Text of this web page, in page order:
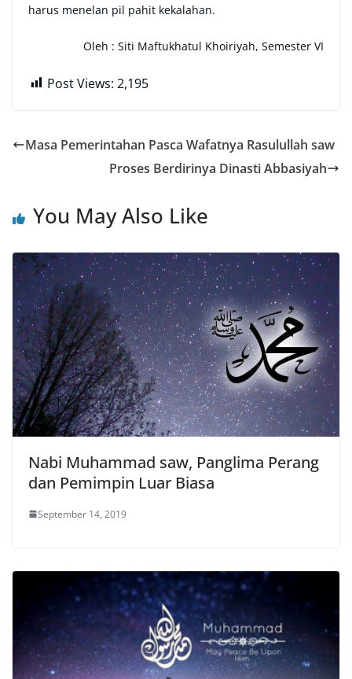
harus menelan pil pahit kekalahan.
Oleh : Siti Maftukhatul Khoiriyah, Semester VI
Post Views: 2,195
Masa Pemerintahan Pasca Wafatnya Rasulullah saw
Proses Berdirinya Dinasti Abbasiyah
You May Also Like
Nabi Muhammad saw, Panglima Perang
dan Pemimpin Luar Biasa
September 14, 2019